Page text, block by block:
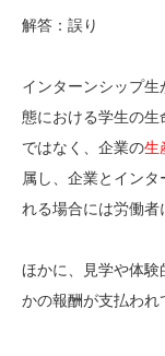
解答：誤り
インターンシップ
態における学生の生
ではなく、企業の生
属し、企業とイン
れる場合には労働者
ほかに、見学や体験
かの報酬が支払われ